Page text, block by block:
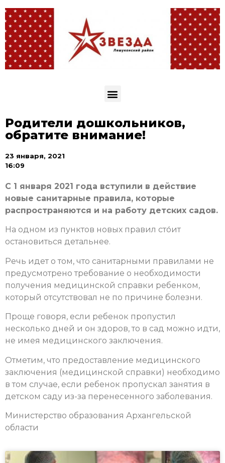
Родители дошкольников,
обратите внимание!
23 января, 2021
16:09
С 1 января 2021 года вступили в действие
новые санитарные правила, которые
распространяются и на работу детских садов.
На одном из пунктов новых правил сто́ит
остановиться детальнее.
Речь идет о том, что санитарными правилами не
предусмотрено требование о необходимости
получения медицинской справки ребенком,
который отсутствовал не по причине болезни.
Проще говоря, если ребенок пропустил
несколько дней и он здоров, то в сад можно идти,
не имея медицинского заключения.
Отметим, что предоставление медицинского
заключения (медицинской справки) необходимо
в том случае, если ребенок пропускал занятия в
детском саду из-за перенесенного заболевания.
Министерство образования Архангельской
области